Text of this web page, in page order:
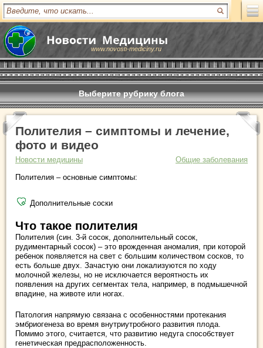
www.novosti-mediciny.ru
Выберите рубрику блога
Полителия – симптомы и лечение,
фото и видео
Новости медицины
Общие заболевания
Полителия – основные симптомы:
Дополнительные соски
Что такое полителия
Полителия (син. 3-й сосок, дополнительный сосок,
рудиментарный сосок) – это врожденная аномалия, при которой
ребенок появляется на свет с большим количеством сосков, то
есть больше двух. Зачастую они локализуются по ходу
молочной железы, но не исключается вероятность их
появления на других сегментах тела, например, в подмышечной
впадине, на животе или ногах.
Патология напрямую связана с особенностями протекания
эмбриогенеза во время внутриутробного развития плода.
Помимо этого, считается, что развитию недуга способствует
генетическая предрасположенность.